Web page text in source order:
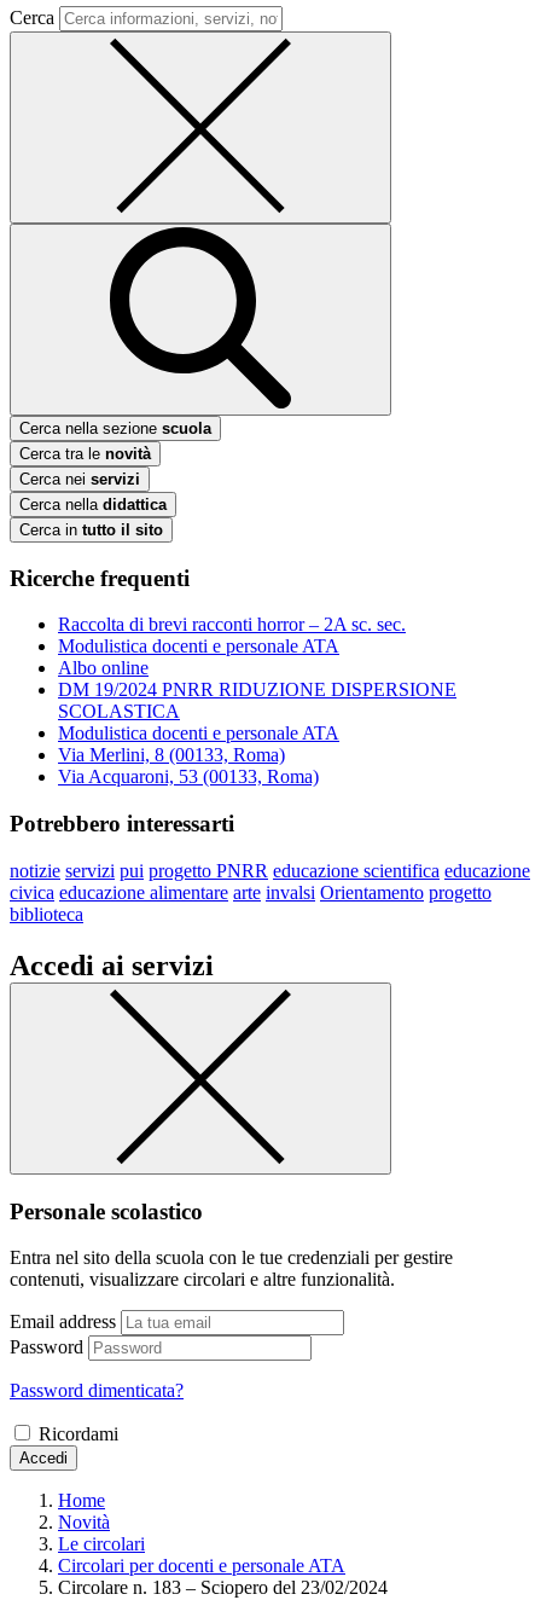
Cerca
Cerca nella sezione scuola
Cerca tra le novità
Cerca nei servizi
Cerca nella didattica
Cerca in tutto il sito
Ricerche frequenti
Raccolta di brevi racconti horror – 2A sc. sec.
Modulistica docenti e personale ATA
Albo online
DM 19/2024 PNRR RIDUZIONE DISPERSIONE
SCOLASTICA
Modulistica docenti e personale ATA
Via Merlini, 8 (00133, Roma)
Via Acquaroni, 53 (00133, Roma)
Potrebbero interessarti
notizie servizi pui progetto PNRR educazione scientifica educazione
civica educazione alimentare arte invalsi Orientamento progetto
biblioteca
Accedi ai servizi
Personale scolastico
Entra nel sito della scuola con le tue credenziali per gestire
contenuti, visualizzare circolari e altre funzionalità.
Email address
Password
Password dimenticata?
Ricordami
Accedi
Home
Novità
Le circolari
Circolari per docenti e personale ATA
Circolare n. 183 – Sciopero del 23/02/2024